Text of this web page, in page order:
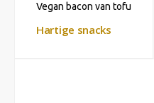
Vegan bacon van tofu
Hartige snacks